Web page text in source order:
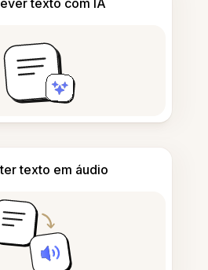
texto com IA
texto em áudio